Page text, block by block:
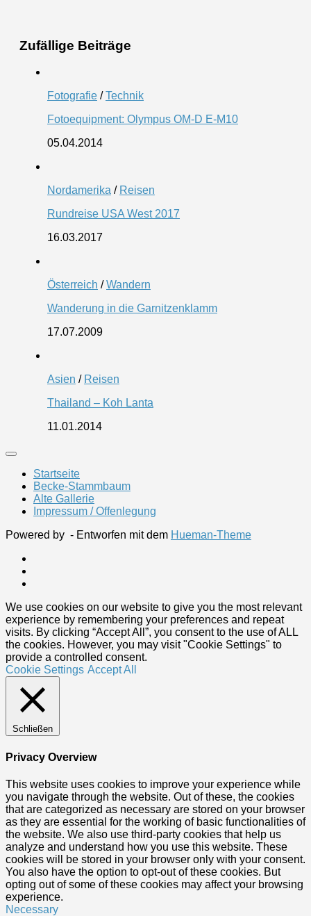
Zufällige Beiträge
Fotografie /Technik
Fotoequipment: Olympus OM-D E-M10
05.04.2014
Nordamerika / Reisen
Rundreise USA West 2017
16.03.2017
Österreich /Wandern
Wanderung in die Garnitzenklamm
17.07.2009
Asien / Reisen
Thailand – Koh Lanta
11.01.2014
Startseite
Becke-Stammbaum
Alte Gallerie
Impressum / Offenlegung
Powered by - Entworfen mit dem Hueman-Theme
We use cookies on our website to give you the most relevant
experience by remembering your preferences and repeat
visits. By clicking “Accept All”, you consent to the use of ALL
the cookies. However, you may visit "Cookie Settings" to
provide a controlled consent.
Cookie Settings Accept All
Schließen
Privacy Overview
This website uses cookies to improve your experience while
you navigate through the website. Out of these, the cookies
that are categorized as necessary are stored on your browser
as they are essential for the working of basic functionalities of
the website. We also use third-party cookies that help us
analyze and understand how you use this website. These
cookies will be stored in your browser only with your consent.
You also have the option to opt-out of these cookies. But
opting out of some of these cookies may affect your browsing
experience.
Necessary